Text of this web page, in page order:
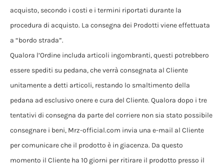
acquisto, secondo i costi e i termini riportati durante la
procedura di acquisto. La consegna dei Prodotti viene effettuata
a “bordo strada”.
Qualora l’Ordine includa articoli ingombranti, questi potrebbero
essere spediti su pedana, che verrà consegnata al Cliente
unitamente a detti articoli, restando lo smaltimento della
pedana ad esclusivo onere e cura del Cliente. Qualora dopo i tre
tentativi di consegna da parte del corriere non sia stato possibile
consegnare i beni, Mrz-official.com invia una e-mail al Cliente
per comunicare che il prodotto è in giacenza. Da questo
momento il Cliente ha 10 giorni per ritirare il prodotto presso il